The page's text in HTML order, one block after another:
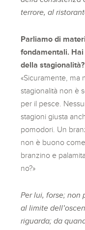
terrore, al
Parliamo di
fondamentali.
della stagionalità?
«Sicuramente, ma
stagionalità non è
per il pesce.
stagioni giusta
pomodori. Un
non è buono
branzino e
no?»
Per lui, forse; non
al limite
riguarda; da